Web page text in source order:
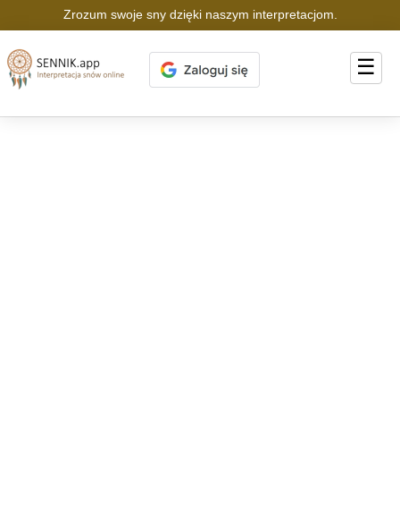
Zrozum swoje sny dzięki naszym interpretacjom.
☰